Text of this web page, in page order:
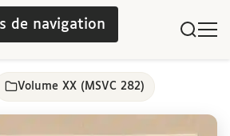
de navigation
Volume XX (MSVC 282)